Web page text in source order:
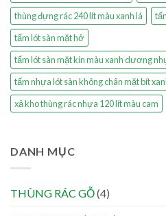
thùng đựng rác 240 lít màu xanh lá
tấm lót sàn mặt hở
tấm lót sàn mặt kín màu xanh dương
tấm nhựa lót sàn không chân mặt bít
xả kho thùng rác nhựa 120 lít màu cam
DANH MỤC
THÙNG RÁC GỖ(4)